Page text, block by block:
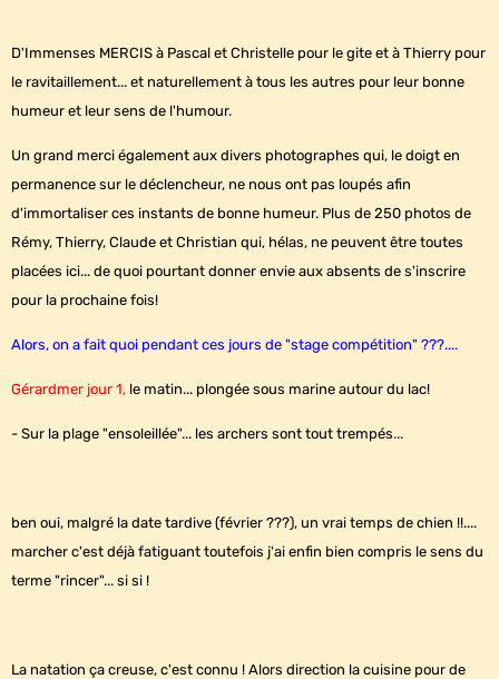
D'Immenses MERCIS à Pascal et Christelle pour le gite et à Thierry pour
le ravitaillement... et naturellement à tous les autres pour leur bonne
humeur et leur sens de l'humour.
Un grand merci également aux divers photographes qui, le doigt en
permanence sur le déclencheur, ne nous ont pas loupés afin
d'immortaliser ces instants de bonne humeur. Plus de 250 photos de
Rémy, Thierry, Claude et Christian qui, hélas, ne peuvent être toutes
placées ici... de quoi pourtant donner envie aux absents de s'inscrire
pour la prochaine fois!
Alors, on a fait quoi pendant ces jours de "stage compétition" ???....
Gérardmer jour 1, le matin... plongée sous marine autour du lac!
- Sur la plage "ensoleillée"... les archers sont tout trempés...
ben oui, malgré la date tardive (février ???), un vrai temps de chien !!....
marcher c'est déjà fatiguant toutefois j'ai enfin bien compris le sens du
terme "rincer"... si si !
La natation ça creuse, c'est connu ! Alors direction la cuisine pour de